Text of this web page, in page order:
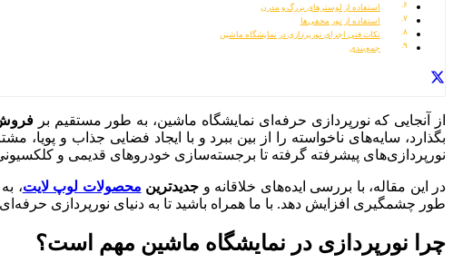
استفاده از لوسترهای بزرگ و مدرن
استفاده از نور مخفی‌ها
نکات فنی اجرای نورپردازی در نمایشگاه ماشین
جمع‌بندی
از آنجایی که نورپردازی حرفه‌ای نمایشگاه ماشین، به طور مستقیم بر
بگذارد، سایه‌های ناخواسته را از بین ببرد و با ایجاد فضایی جذاب و
نورپردازی‌های پیشرفته گرفته تا برجسته‌سازی خودروهای قدیمی و
در این مقاله، با بررسی ایده‌های خلاقانه و جدیدترین محصولات لوپ لایت،
طور چشمگیری افزایش دهد. با ما همراه باشید تا به دنیای نورپردازی
چرا نورپردازی در نمایشگاه ماشین مهم است؟